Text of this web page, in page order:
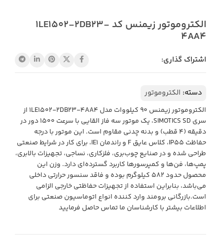
الکتروموتور زیمنس کد 1LE1502-2DB23-
4AA4
اشتراک گذاری:
دسته: الکتروموتور
الکتروموتور زیمنس ۹۰ کیلووات مدل 1LE1502-2DB23-4AA4 از
سری SIMOTICS SD، یک موتور سه فاز القایی با سرعت ۱۵۰۰ دور در
دقیقه (۴ قطب) و بدنه چدنی مقاوم است. این موتور با درجه
حفاظت IP55، کلاس عایق F و راندمان IE1، برای کار در شرایط صنعتی
طراحی شده و در صنایع چوب‌بری، فلزکاری، نساجی، تجهیزات بالابری،
پمپ‌ها، فن‌ها و کمپرسورها کاربرد گسترده‌ای دارد. وزن این
محصول حدود ۵۸۲ کیلوگرم بوده و فاقد سنسور حرارتی داخلی
می‌باشد، بنابراین استفاده از تجهیزات حفاظتی خارجی الزامی
است.بازرگانی برومند وارد کننده انواع اتوماسیون صنعتی برای
اطلاعات بیشتر با کارشناسان ما تماس حاصل فرمایید